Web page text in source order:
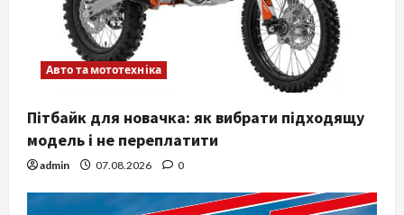
Авто та мототехніка
Пітбайк для новачка: як вибрати підходящу
модель і не переплатити
admin 07.08.2026 0